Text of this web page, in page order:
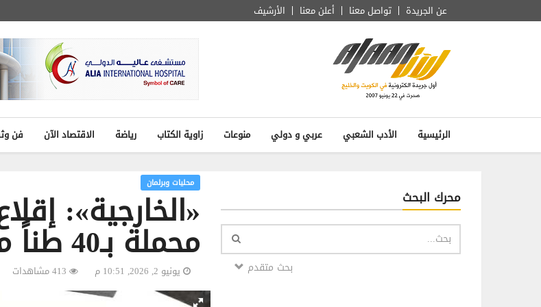
الأرشيف أعلن معنا تواصل معنا عن الجريدة
فن الاقتصاد الآن رياضة زاوية الكتاب منوعات عربي و دولي الأدب الشعبي الرئيسية
«الخارجية»:
محملة بـ40 طناً من المساعدات
محليات وبرلمان
يونيو 2, 2026, 10:51 م
محرك البحث
بحث متقدم